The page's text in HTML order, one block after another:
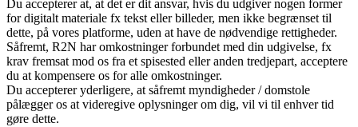
Du accepterer at, at det er dit ansvar, hvis du udgiver nogen former
for digitalt materiale fx tekst eller billeder, men ikke begrænset til
dette, på vores platforme, uden at have de nødvendige rettigheder.
Såfremt, R2N har omkostninger forbundet med din udgivelse, fx
krav fremsat mod os fra et spisested eller anden tredjepart, acceptere
du at kompensere os for alle omkostninger.
Du accepterer yderligere, at såfremt myndigheder / domstole
pålægger os at videregive oplysninger om dig, vil vi til enhver tid
gøre dette.